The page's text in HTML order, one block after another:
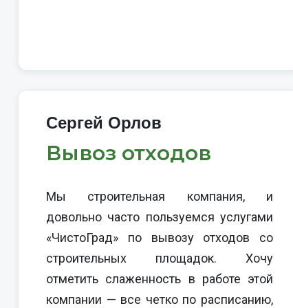
Сергей Орлов
Вывоз отходов
Мы строительная компания, и
довольно часто пользуемся услугами
«ЧистоГрад» по вывозу отходов со
строительных площадок. Хочу
отметить слаженность в работе этой
компании — все четко по расписанию,